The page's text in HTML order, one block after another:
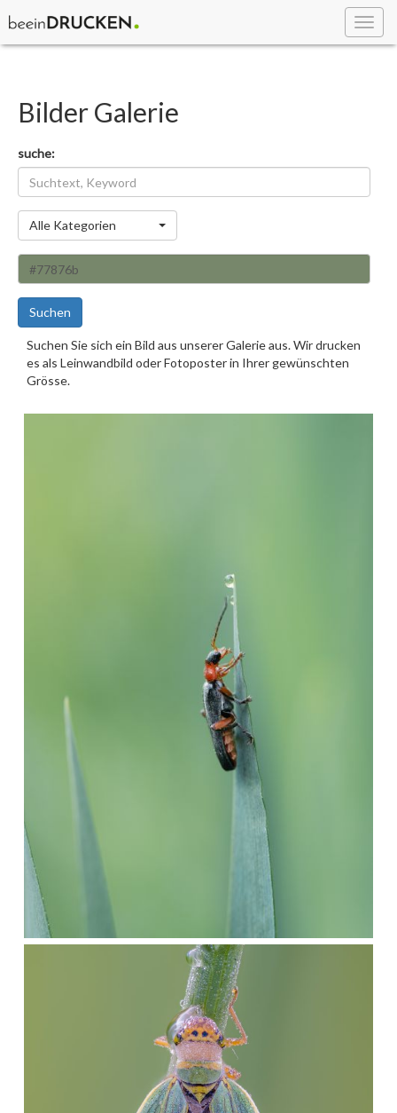
Bilder Galerie
suche:
Kategorie
Alle Kategorien
Suchen
Suchen Sie sich ein Bild aus unserer Galerie aus. Wir drucken
es als Leinwandbild oder Fotoposter in Ihrer gewünschten
Grösse.